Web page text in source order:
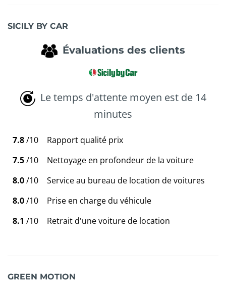
SICILY BY CAR
Évaluations des clients
Le temps d'attente moyen est de 14
minutes
7.8/10
Rapport qualité prix
7.5/10
Nettoyage en profondeur de la voiture
8.0/10
Service au bureau de location de voitures
8.0/10
Prise en charge du véhicule
8.1 /10 Retrait d'une voiture de location
GREEN MOTION